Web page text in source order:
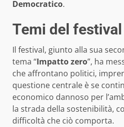
Democratico.
Temi del festival
Il festival, giunto alla sua
tema “Impatto zero”, ha
che affrontano politici,
questione centrale è se
economico dannoso per
la strada della sostenibilità,
difficoltà che ciò comporta.